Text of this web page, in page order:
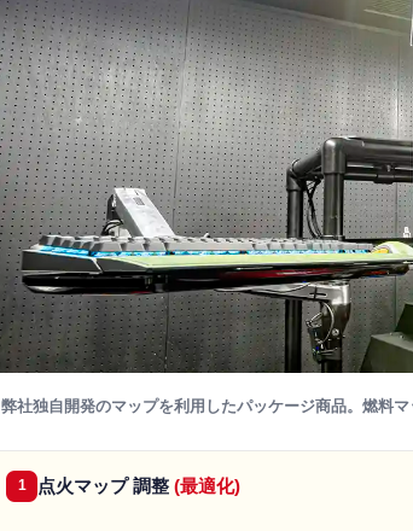
弊社独自開発のマップを利用したパッケージ商品。燃料
1 点火マップ 調整 (最適化)